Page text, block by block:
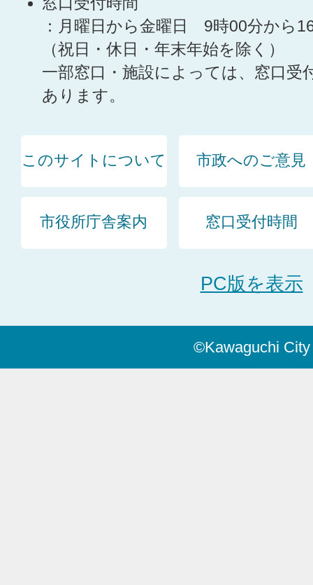
：月曜日から金曜日 9時00分から
（祝日・休日・年末年始を除く）
一部窓口・施設によっては、窓口受
あります。
このサイトについて 市政へのご意見
市役所庁舎案内 窓口受付時間
PC版を表示
©Kawaguchi City